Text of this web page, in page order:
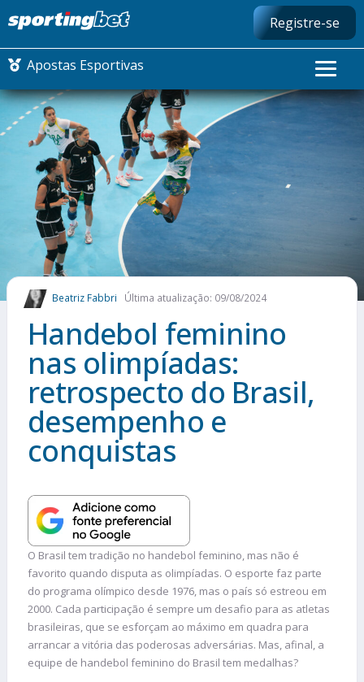
Registre-se
Apostas Esportivas
CONMEBOL LIBERTADORES
FUTEBOL NACIONAL
FUTEBOL INTERNACIONAL
COMO APOSTAR
MAIS ESPORTES
Beatriz Fabbri Última atualização: 09/08/2024
Handebol feminino
nas olimpíadas:
retrospecto do Brasil,
desempenho e
conquistas
O Brasil tem tradição no handebol feminino, mas não é
favorito quando disputa as olimpíadas. O esporte faz parte
do programa olímpico desde 1976, mas o país só estreou em
2000. Cada participação é sempre um desafio para as atletas
brasileiras, que se esforçam ao máximo em quadra para
arrancar a vitória das poderosas adversárias. Mas, afinal, a
equipe de handebol feminino do Brasil tem medalhas?